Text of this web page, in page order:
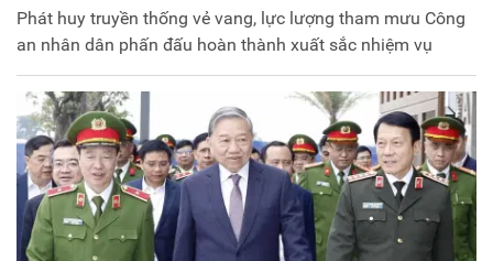
Phát huy truyền thống vẻ vang, lực lượng tham mưu Công
an nhân dân phấn đấu hoàn thành xuất sắc nhiệm vụ